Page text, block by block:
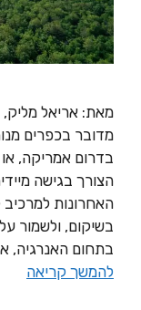
מאת: אריאל מליק,
מדובר בכפרים
בדרום אמריקה, או
הצורך בגישה
האחרונות למרכיב
בשיקום, ולשמור
בתחום האנרגיה,
להמשך קריאה